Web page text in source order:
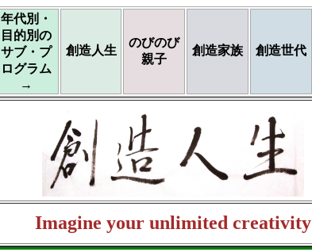
年代別・
目的別の
サブ・プ
ログラム
→
創造人生
のびのび
親子
創造家族 創造世代
Imagine your unlimited creativity